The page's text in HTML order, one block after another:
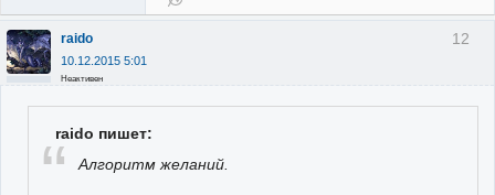
12
raido
10.12.2015 5:01
Неактивен
raido пишет:
Алгоритм желаний.